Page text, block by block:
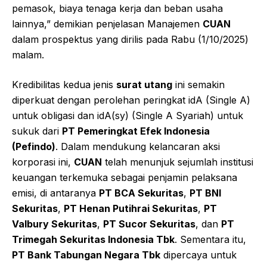
pemasok, biaya tenaga kerja dan beban usaha
lainnya,” demikian penjelasan Manajemen CUAN
dalam prospektus yang dirilis pada Rabu (1/10/2025)
malam.
Kredibilitas kedua jenis surat utang ini semakin
diperkuat dengan perolehan peringkat idA (Single A)
untuk obligasi dan idA(sy) (Single A Syariah) untuk
sukuk dari PT Pemeringkat Efek Indonesia
(Pefindo). Dalam mendukung kelancaran aksi
korporasi ini, CUAN telah menunjuk sejumlah institusi
keuangan terkemuka sebagai penjamin pelaksana
emisi, di antaranya PT BCA Sekuritas, PT BNI
Sekuritas, PT Henan Putihrai Sekuritas, PT
Valbury Sekuritas, PT Sucor Sekuritas, dan PT
Trimegah Sekuritas Indonesia Tbk. Sementara itu,
PT Bank Tabungan Negara Tbk dipercaya untuk